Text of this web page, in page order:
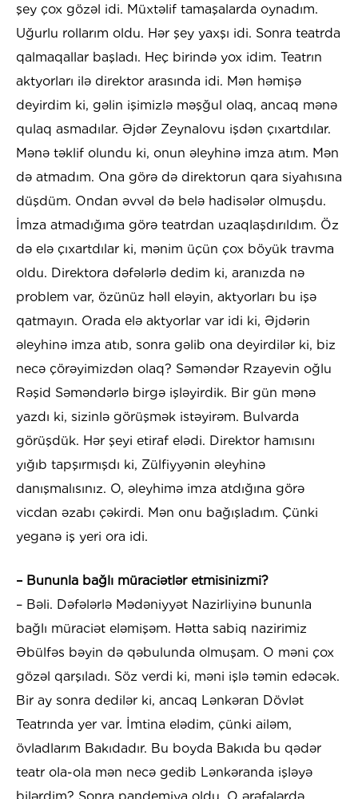
şey çox gözəl idi. Müxtəlif tamaşalarda oynadım.
Uğurlu rollarım oldu. Hər şey yaxşı idi. Sonra teatrda
qalmaqallar başladı. Heç birində yox idim. Teatrın
aktyorları ilə direktor arasında idi. Mən həmişə
deyirdim ki, gəlin işimizlə məşğul olaq, ancaq mənə
qulaq asmadılar. Əjdər Zeynalovu işdən çıxartdılar.
Mənə təklif olundu ki, onun əleyhinə imza atım. Mən
də atmadım. Ona görə də direktorun qara siyahısına
düşdüm. Ondan əvvəl də belə hadisələr olmuşdu.
İmza atmadığıma görə teatrdan uzaqlaşdırıldım. Öz
də elə çıxartdılar ki, mənim üçün çox böyük travma
oldu. Direktora dəfələrlə dedim ki, aranızda nə
problem var, özünüz həll eləyin, aktyorları bu işə
qatmayın. Orada elə aktyorlar var idi ki, Əjdərin
əleyhinə imza atıb, sonra gəlib ona deyirdilər ki, biz
necə çörəyimizdən olaq? Səməndər Rzayevin oğlu
Rəşid Səməndərlə birgə işləyirdik. Bir gün mənə
yazdı ki, sizinlə görüşmək istəyirəm. Bulvarda
görüşdük. Hər şeyi etiraf elədi. Direktor hamısını
yığıb tapşırmışdı ki, Zülfiyyənin əleyhinə
danışmalısınız. O, əleyhimə imza atdığına görə
vicdan əzabı çəkirdi. Mən onu bağışladım. Çünki
yeganə iş yeri ora idi.
– Bununla bağlı müraciətlər etmisinizmi?
– Bəli. Dəfələrlə Mədəniyyət Nazirliyinə bununla
bağlı müraciət eləmişəm. Hətta sabiq nazirimiz
Əbülfəs bəyin də qəbulunda olmuşam. O məni çox
gözəl qarşıladı. Söz verdi ki, məni işlə təmin edəcək.
Bir ay sonra dedilər ki, ancaq Lənkəran Dövlət
Teatrında yer var. İmtina elədim, çünki ailəm,
övladlarım Bakıdadır. Bu boyda Bakıda bu qədər
teatr ola-ola mən necə gedib Lənkəranda işləyə
bilərdim? Sonra pandemiya oldu. O ərəfələrdə